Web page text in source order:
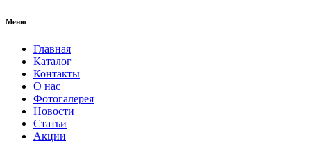
Меню
Главная
Каталог
Контакты
О нас
Фотогалерея
Новости
Статьи
Акции